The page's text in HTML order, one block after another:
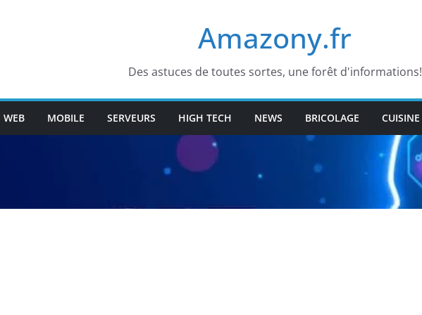
Amazony.fr
Des astuces de toutes sortes, une forêt d'informations!
WEB MOBILE SERVEURS HIGH TECH NEWS BRICOLAGE CUISINE